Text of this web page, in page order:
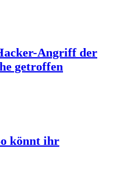
Angriff der
getroffen
könnt ihr